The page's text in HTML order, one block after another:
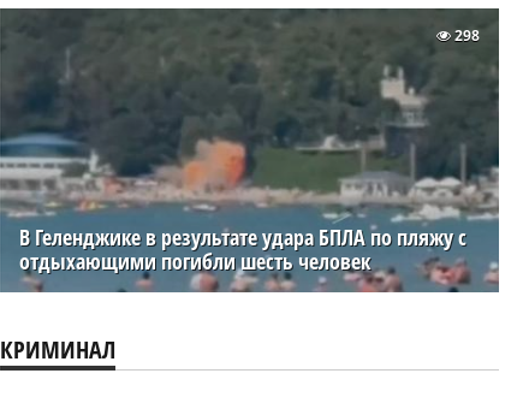
В Геленджике в результате удара БПЛА по пляжу с
отдыхающими погибли шесть человек
298
КРИМИНАЛ